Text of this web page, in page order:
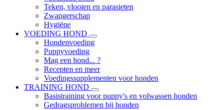
Teken, vlooien en parasieten
Zwangerschap
Hygiëne
VOEDING HOND
Hondenvoeding
Puppyvoeding
Mag een hond... ?
Recepten en meer
Voedingssupplementen voor honden
TRAINING HOND
Basistraining voor puppy's en volwassen honden
Gedragsproblemen bij honden